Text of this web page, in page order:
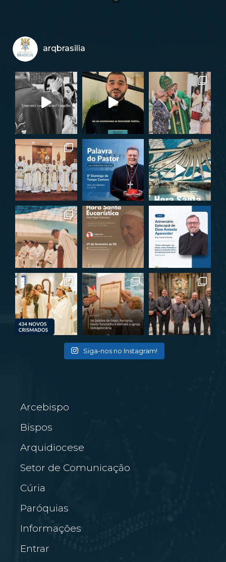
arqbrasilia
Siga-nos no Instagram!
Arcebispo
Bispos
Arquidiocese
Setor de Comunicação
Cúria
Paróquias
Informações
Entrar